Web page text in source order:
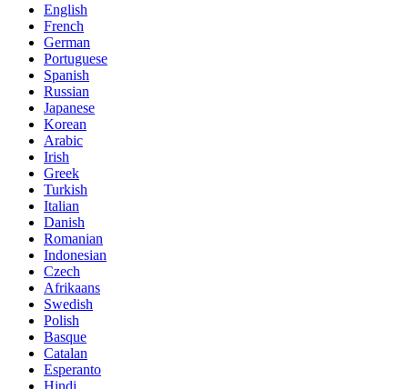
English
French
German
Portuguese
Spanish
Russian
Japanese
Korean
Arabic
Irish
Greek
Turkish
Italian
Danish
Romanian
Indonesian
Czech
Afrikaans
Swedish
Polish
Basque
Catalan
Esperanto
Hindi